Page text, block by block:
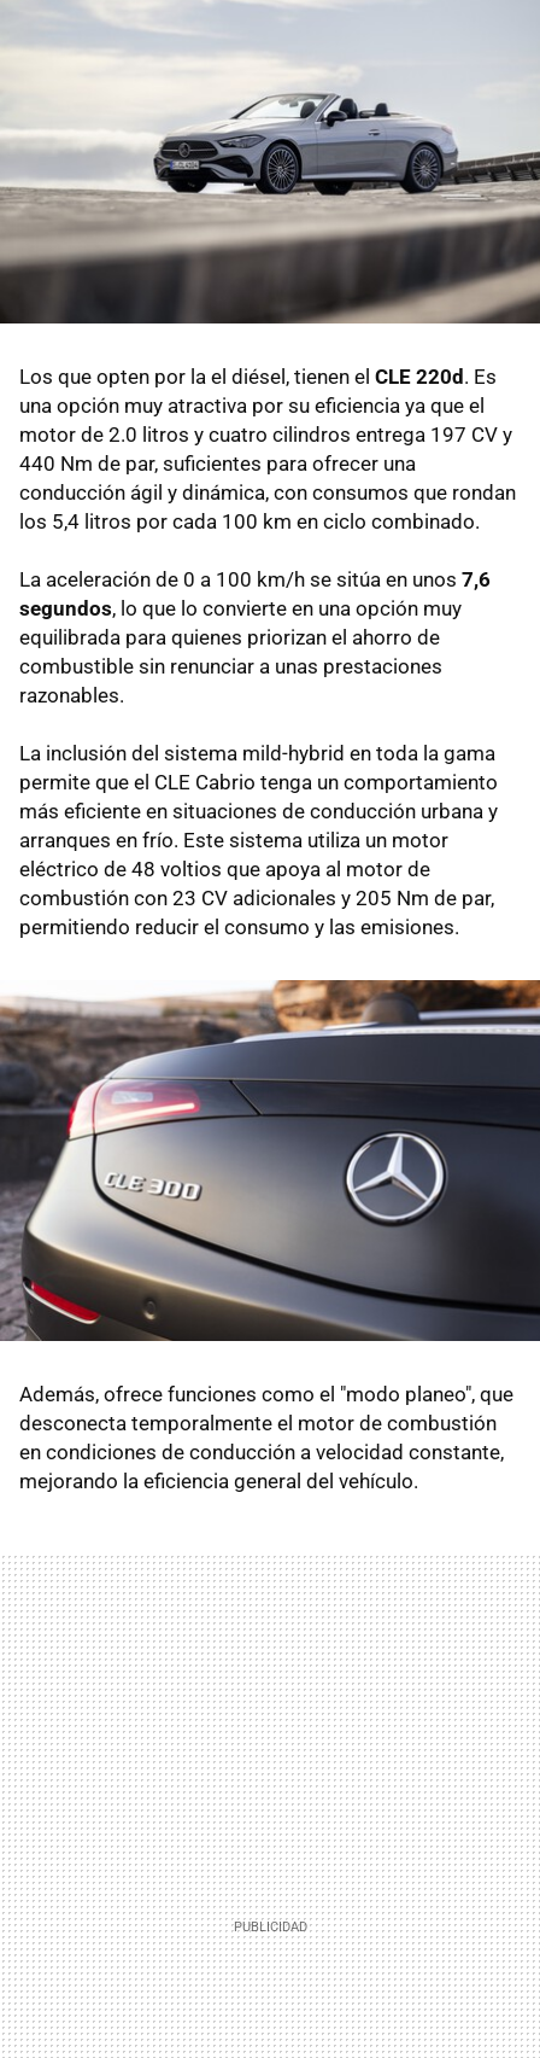
Los que opten por la el diésel, tienen el CLE 220d . Es
una opción muy atractiva por su eficiencia ya que el
motor de 2.0 litros y cuatro cilindros entrega 197 CV y
440 Nm de par, suficientes para ofrecer una
conducción ágil y dinámica, con consumos que rondan
los 5,4 litros por cada 100 km en ciclo combinado.
La aceleración de 0 a 100 km/h se sitúa en unos 7,6
segundos, lo que lo convierte en una opción muy
equilibrada para quienes priorizan el ahorro de
combustible sin renunciar a unas prestaciones
razonables.
La inclusión del sistema mild-hybrid en toda la gama
permite que el CLE Cabrio tenga un comportamiento
más eficiente en situaciones de conducción urbana y
arranques en frío. Este sistema utiliza un motor
eléctrico de 48 voltios que apoya al motor de
combustión con 23 CV adicionales y 205 Nm de par,
permitiendo reducir el consumo y las emisiones.
Además, ofrece funciones como el "modo planeo", que
desconecta temporalmente el motor de combustión
en condiciones de conducción a velocidad constante,
mejorando la eficiencia general del vehículo.